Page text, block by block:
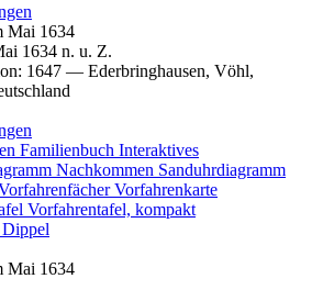
Mai 1634
1634 n. u. Z.
: 1647 — Ederbringhausen, Vöhl,
Familienbuch Interaktives
Nachkommen Sanduhrdiagramm
Vorfahrenkarte
Vorfahrentafel, kompakt
Dippel
Mai 1634